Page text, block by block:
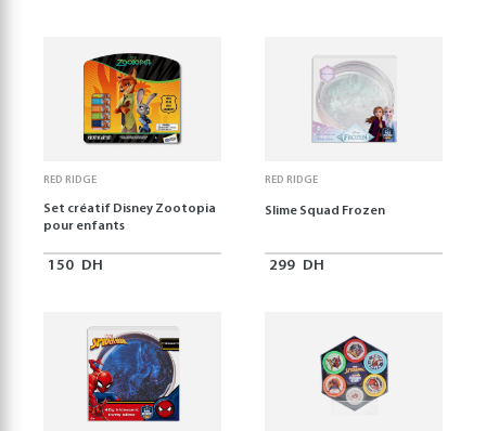
RED RIDGE
Set créatif Disney Zootopia
pour enfants
150 DH
RED RIDGE
Slime Squad Frozen
299 DH